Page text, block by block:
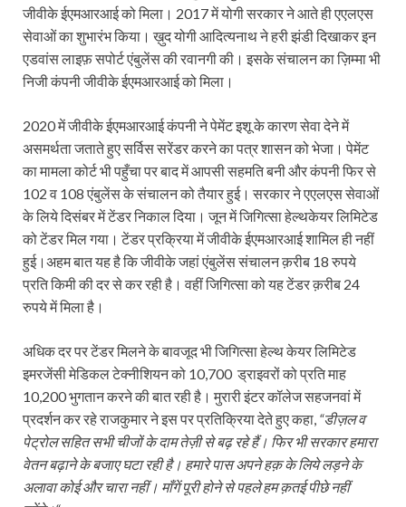
जीवीके ईएमआरआई को मिला। 2017 में योगी सरकार ने आते ही एएलएस
सेवाओं का शुभारंभ किया। ख़ुद योगी आदित्यनाथ ने हरी झंडी दिखाकर इन
एडवांस लाइफ़ सपोर्ट एंबुलेंस की रवानगी की। इसके संचालन का ज़िम्मा भी
निजी कंपनी जीवीके ईएमआरआई को मिला।
2020 में जीवीके ईएमआरआई कंपनी ने पेमेंट इशू के कारण सेवा देने में
असमर्थता जताते हुए सर्विस सरेंडर करने का पत्र शासन को भेजा। पेमेंट
का मामला कोर्ट भी पहुँचा पर बाद में आपसी सहमति बनी और कंपनी फिर से
102 व 108 एंबुलेंस के संचालन को तैयार हुई। सरकार ने एएलएस सेवाओं
के लिये दिसंबर में टेंडर निकाल दिया। जून में जिगित्सा हेल्थकेयर लिमिटेड
को टेंडर मिल गया। टेंडर प्रक्रिया में जीवीके ईएमआरआई शामिल ही नहीं
हुई।अहम बात यह है कि जीवीके जहां एंबुलेंस संचालन क़रीब 18 रुपये
प्रति किमी की दर से कर रही है। वहीं जिगित्सा को यह टेंडर क़रीब 24
रुपये में मिला है।
अधिक दर पर टेंडर मिलने के बावजूद भी जिगित्सा हेल्थ केयर लिमिटेड
इमरजेंसी मेडिकल टेक्नीशियन को 10,700 ड्राइवरों को प्रति माह
10,200 भुगतान करने की बात रही है। मुरारी इंटर कॉलेज सहजनवां में
प्रदर्शन कर रहे राजकुमार ने इस पर प्रतिक्रिया देते हुए कहा, “डीज़ल व
पेट्रोल सहित सभी चीजों के दाम तेज़ी से बढ़ रहे हैं। फिर भी सरकार हमारा
वेतन बढ़ाने के बजाए घटा रही है। हमारे पास अपने हक़ के लिये लड़ने के
अलावा कोई और चारा नहीं। माँगें पूरी होने से पहले हम क़तई पीछे नहीं